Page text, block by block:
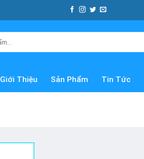
Giới Thiệu Sản Phẩm Tin Tức